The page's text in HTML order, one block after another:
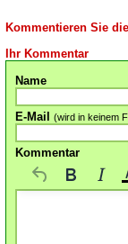
Kommentieren Sie
Ihr Kommentar
Name
E-Mail (wird in keinem
Kommentar